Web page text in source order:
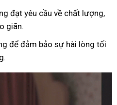
đạt yêu cầu về chất lượng,
giãn.
để đảm bảo sự hài lòng tối